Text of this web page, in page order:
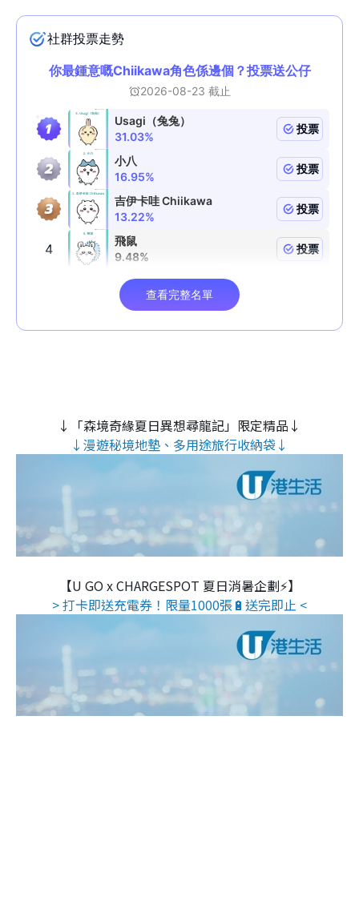
↓「森境奇緣夏日異想尋龍記」限定精品↓
↓漫遊秘境地墊、多用途旅行收納袋↓
【U GO x CHARGESPOT 夏日消暑企劃⚡】
> 打卡即送充電券！限量1000張🔋送完即止 <